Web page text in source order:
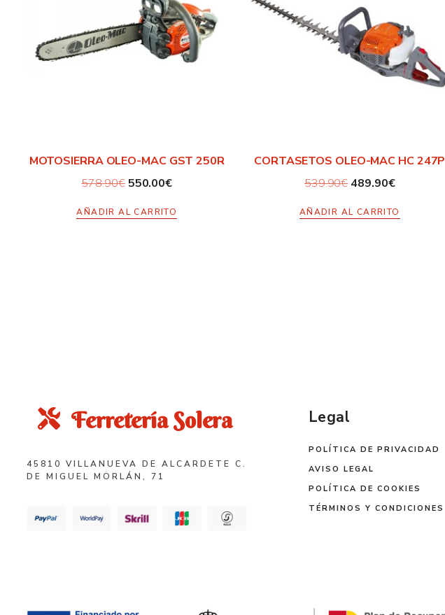
MOTOSIERRA OLEO-MAC GST 250R
578.90€550.00€
AÑADIR AL CARRITO
CORTASETOS OLEO-MAC HC 247P
539.90€ 489.90€
AÑADIR AL CARRITO
Ferretería Solera
45810 VILLANUEVA DE ALCARDETE C.
DE MIGUEL MORLÁN, 71
Legal
POLÍTICA DE PRIVACIDAD
AVISO LEGAL
POLÍTICA DE COOKIES
TÉRMINOS Y CONDICIONES